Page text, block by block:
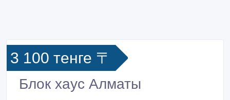
3 100 тенге 〒
Блок хаус Алматы